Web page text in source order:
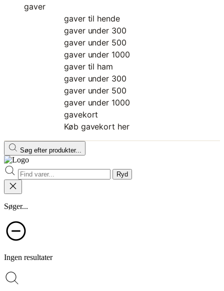
gaver
gaver til hende
gaver under 300
gaver under 500
gaver under 1000
gaver til ham
gaver under 300
gaver under 500
gaver under 1000
gavekort
Køb gavekort her
Søg efter produkter...
Ryd
Søger...
Ingen resultater